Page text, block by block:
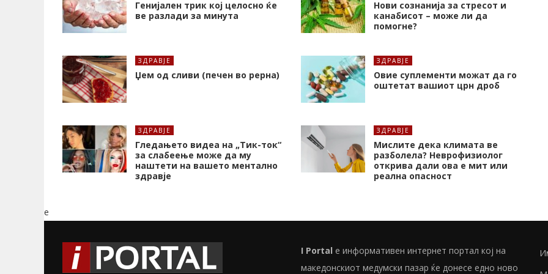
Генијален трик кој целосно ќе
ве разлади за минута
Нови сознанија за стресот и
канабисот – може ли да
помогне?
ЗДРАВЈЕ
Џем од сливи (печен во рерна)
ЗДРАВЈЕ
Oвие суплементи можат да го
оштетат вашиот црн дроб
ЗДРАВЈЕ
Гледањето видеа на „Тик-ток“
за слабеење може да му
наштети на вашето ментално
здравје
ЗДРАВЈЕ
Мислите дека климата ве
разболела? Неврофизиолог
открива дали ова е мит или
реална опасност
e
I Portal е информативен интернет портал кој на
македонскиот медумски пазар ќе донесе едно ново